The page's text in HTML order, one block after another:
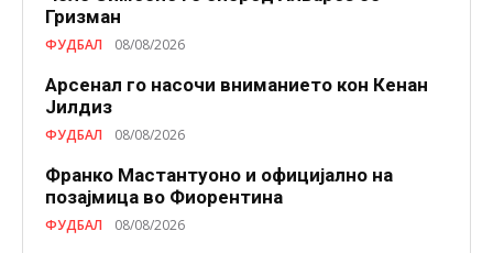
Гризман
ФУДБАЛ 08/08/2026
Арсенал го насочи вниманието кон Кенан
Јилдиз
ФУДБАЛ 08/08/2026
Франко Мастантуоно и официјално на
позајмица во Фиорентина
ФУДБАЛ 08/08/2026